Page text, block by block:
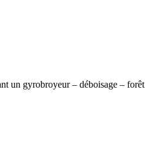
un gyrobroyeur – déboisage – forêt